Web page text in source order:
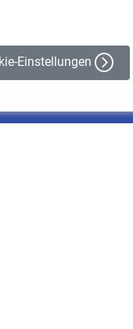
Einstellungen